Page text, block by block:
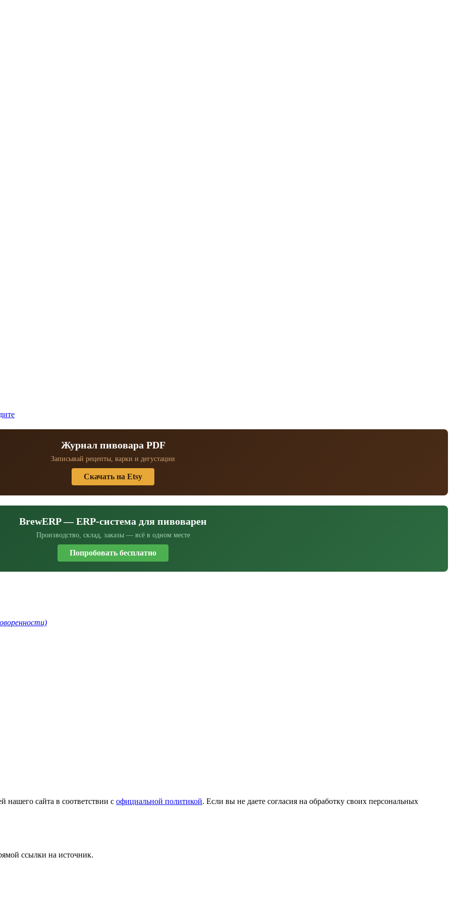
Журнал пивовара PDF
Записывай рецепты, варки и дегустации
Скачать на Etsy
BrewERP — ERP-система для пивоварен
Производство, склад, заказы — всё в одном месте
Попробовать бесплатно
нашего сайта в соответствии с официальной политикой. Если вы не даете согласия на обработку своих персональных
ссылки на источник.